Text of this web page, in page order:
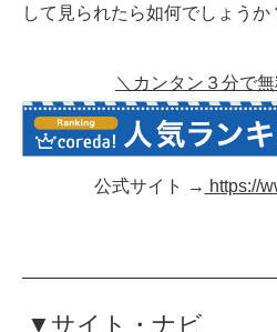
して見られたら如何でしょうか
＼カンタン３分で
公式サイト → https://
▼サイト・ナビ